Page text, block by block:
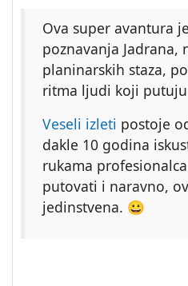
Ova super avantura
poznavanja Jadrana,
planinarskih staza,
ritma ljudi koji
Veseli izleti postoje
dakle 10 godina
rukama
putovati i naravno,
jedinstvena. 😀